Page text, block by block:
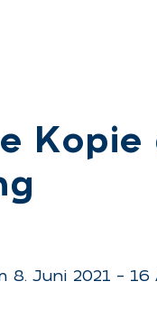
Ko­pie
Juni 2021 – 16